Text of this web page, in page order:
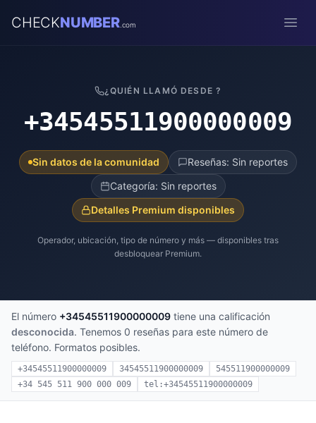
CHECKNUMBER.com
¿QUIÉN LLAMÓ DESDE ?
+34545511900000009
Sin datos de la comunidad
Reseñas: Sin reportes
Categoría: Sin reportes
Detalles Premium disponibles
Operador, ubicación, tipo de número y más — disponibles tras
desbloquear Premium.
El número +34545511900000009 tiene una calificación
desconocida. Tenemos 0 reseñas para este número de
teléfono. Formatos posibles.
+34545511900000009 34545511900000009
545511900000009
+34 545 511 900 000 009
tel:+34545511900000009